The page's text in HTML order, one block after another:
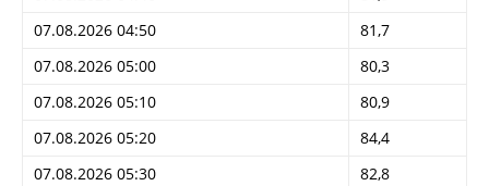
07.08.2026 04:50
81,7
07.08.2026 05:00
80,3
07.08.2026 05:10
80,9
07.08.2026 05:20
84,4
07.08.2026 05:30
82,8